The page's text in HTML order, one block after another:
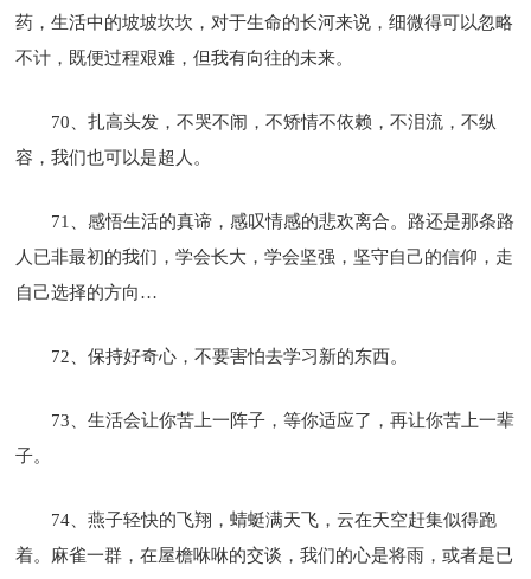
药，生活中的坡坡坎坎，对于生命的长河来说，细微得可以忽略
不计，既便过程艰难，但我有向往的未来。
70、扎高头发，不哭不闹，不矫情不依赖，不泪流，不纵
容，我们也可以是超人。
71、感悟生活的真谛，感叹情感的悲欢离合。路还是那条路
人已非最初的我们，学会长大，学会坚强，坚守自己的信仰，走
自己选择的方向…
72、保持好奇心，不要害怕去学习新的东西。
73、生活会让你苦上一阵子，等你适应了，再让你苦上一辈
子。
74、燕子轻快的飞翔，蜻蜓满天飞，云在天空赶集似得跑
着。麻雀一群，在屋檐咻咻的交谈，我们的心是将雨，或者是已